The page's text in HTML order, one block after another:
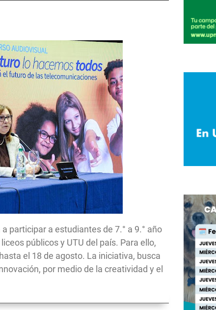
participar a estudiantes de 7.° a 9.° año
públicos y UTU del país. Para ello,
el 18 de agosto. La iniciativa, busca
por medio de la creatividad y el